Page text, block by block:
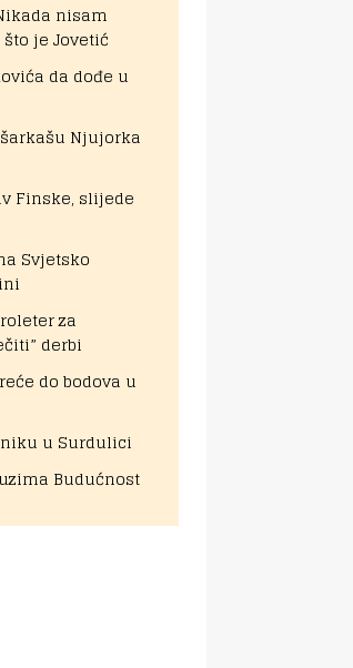
nisam
je Jovetić
da dođe u
Njujorka
Finske, slijede
Svjetsko
za
derbi
do bodova u
u Surdulici
Budućnost